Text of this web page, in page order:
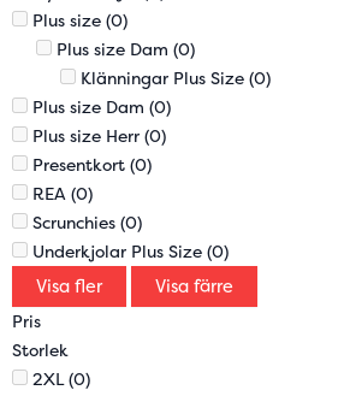
Plus size (0)
Plus size Dam (0)
Klänningar Plus Size (0)
Plus size Dam (0)
Plus size Herr (0)
Presentkort (0)
REA (0)
Scrunchies (0)
Underkjolar Plus Size (0)
Visa fler Visa färre
Pris
Storlek
2XL (0)